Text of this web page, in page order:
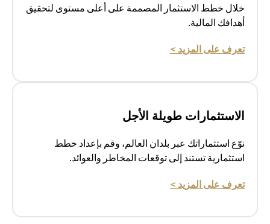
خلال خطط الاستثمار المصممة على أعلى مستوى لتحقيق
أهدافك المالية.
تعرف على المزيد >
الاستثمارات طويلة الأجل
نوّع استثماراتك عبر بلدان العالم، وقم بإعداد خطط
استثمارية تستند إلى توقعات المخاطر والعوائد.
تعرف على المزيد >